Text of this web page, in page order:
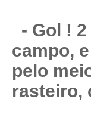
- Gol !
campo,
pelo
rasteiro,